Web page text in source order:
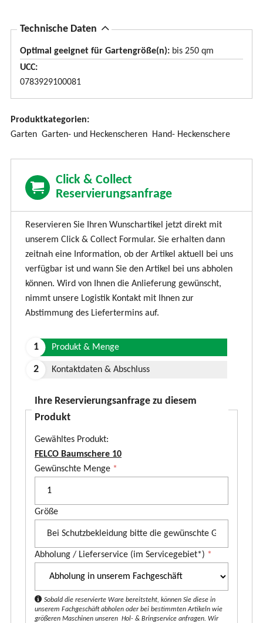
A
u
s
b
n
e
Technische Daten
Optimal geeignet für Gartengröße(n): bis 250 qm
UCC
0783929100081
Produktkategorien:
Garten Garten- und Heckenscheren Hand- Heckenschere
Click & Collect
Reservierungsanfrage
Reservieren Sie Ihren Wunschartikel jetzt direkt mit
unserem Click & Collect Formular. Sie erhalten dann
zeitnah eine Information, ob der Artikel aktuell bei uns
verfügbar ist und wann Sie den Artikel bei uns abholen
können. Wird von Ihnen die Anlieferung gewünscht,
nimmt unsere Logistik Kontakt mit Ihnen zur
Abstimmung des Liefertermins auf.
Produkt & Menge
Kontaktdaten & Abschluss
Ihre Reservierungsanfrage zu diesem
Produkt
Gewähltes Produkt:
FELCO Baumschere 10
P
d
t
Gewünschte Menge *
Größe
Abholung / Lieferservice (im Servicegebiet*) *
Sobald die reservierte Ware bereitsteht, können Sie diese in
unserem Fachgeschäft abholen oder bei bestimmten Artikeln wie
größeren Maschinen unseren Hol- & Bringservice anfragen. Wir